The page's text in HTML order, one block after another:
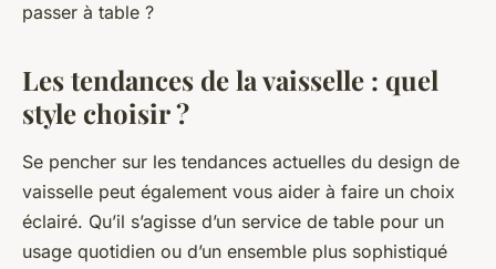
passer à table ?
Les tendances de la vaisselle : quel
style choisir ?
Se pencher sur les tendances actuelles du design de
vaisselle peut également vous aider à faire un choix
éclairé. Qu’il s’agisse d’un service de table pour un
usage quotidien ou d’un ensemble plus sophistiqué